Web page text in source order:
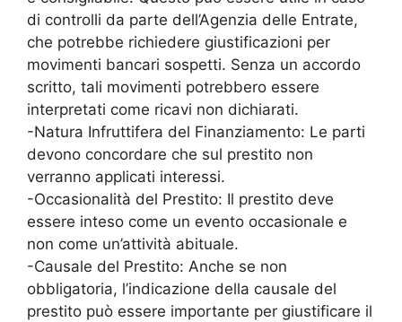
di controlli da parte dell’Agenzia delle Entrate,
che potrebbe richiedere giustificazioni per
movimenti bancari sospetti. Senza un accordo
scritto, tali movimenti potrebbero essere
interpretati come ricavi non dichiarati.
-Natura Infruttifera del Finanziamento: Le parti
devono concordare che sul prestito non
verranno applicati interessi.
-Occasionalità del Prestito: Il prestito deve
essere inteso come un evento occasionale e
non come un’attività abituale.
-Causale del Prestito: Anche se non
obbligatoria, l’indicazione della causale del
prestito può essere importante per giustificare il